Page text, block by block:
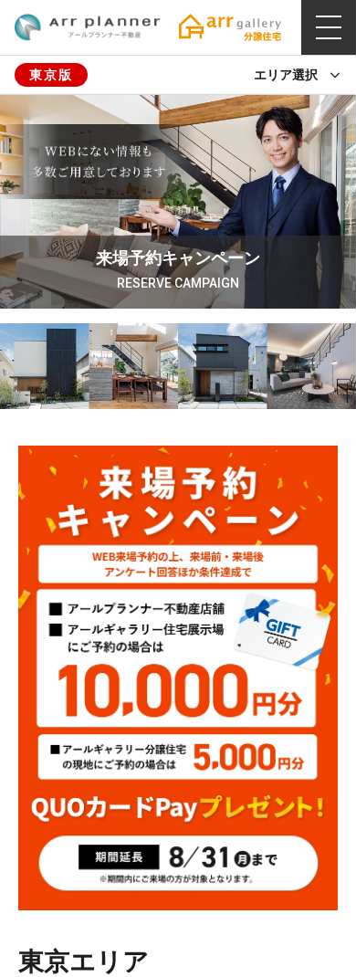
東京版 エリア選択
来場予約キャンペーン
RESERVE CAMPAIGN
東京エリア